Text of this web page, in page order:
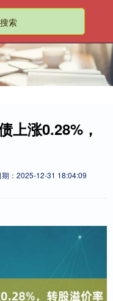
上涨0.28%，
期：2025-12-31 18:04:09